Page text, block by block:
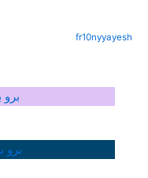
fr10nyyayesh